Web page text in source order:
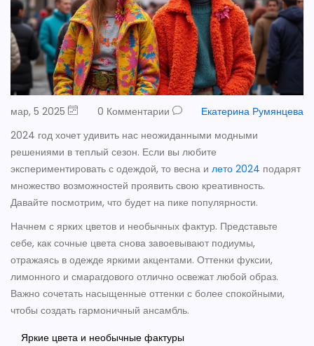
мар, 5 2025 0 Комментарии
Екатерина Румянцева
2024 год хочет удивить нас неожиданными модными
решениями в теплый сезон. Если вы любите
экспериментировать с одеждой, то весна и лето 2024 подарят
множество возможностей проявить свою креативность.
Давайте посмотрим, что будет на пике популярности.
Начнем с ярких цветов и необычных фактур. Представьте
себе, как сочные цвета снова завоевывают подиумы,
отражаясь в одежде яркими акцентами. Оттенки фуксии,
лимонного и смарагдового отлично освежат любой образ.
Важно сочетать насыщенные оттенки с более спокойными,
чтобы создать гармоничный ансамбль.
Яркие цвета и необычные фактуры